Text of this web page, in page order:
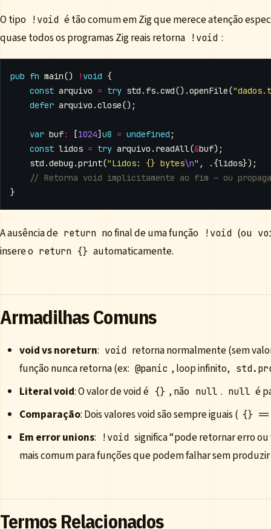
O tipo !void é tão comum em Zig que merece atenção
quase todos os programas Zig reais retorna !void :
pub fn main() ! void {
const arquivo = try std . fs.cwd().openFile(
defer arquivo .close();
var buf: [1024] u8 = undefined ;
const lidos = try arquivo . readAll(&buf);
std .debug .print("Lidos: {} bytes\n" , .{lidos});
}
A ausência de return no final de uma função !void (ou
insere o return {} automaticamente.
Armadilhas Comuns
void vs noreturn: void retorna normalmente (sem
função nunca retorna (ex: @panic , loop infinito,
Literal void: O valor de void é {} , não null . null é
Comparação: Dois valores void são sempre iguais ( {}
Em error unions: !void significa “pode retornar erro
mais comum para funções que podem falhar sem
Termos Relacionados